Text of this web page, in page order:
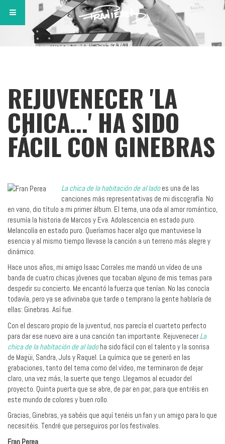
REJUVENECER 'LA
CHICA...' HA SIDO
FÁCIL CON GINEBRAS
La chica de la habitación de al ladoes una de las
canciones más representativas de mi discografía. No
en vano, dio título a mi primer álbum. El tema, una oda al amor romántico,
resumía la historia de Marcos y Eva. Adolescencia en estado puro.
Melancolía en estado puro. Queríamos hacer algo que mantuviese la
esencia y al mismo tiempo llevase la canción a un terreno más alegre y
dinámico.
Hace unos años, mi amigo Isaac Corrales me mandó un vídeo de una
banda de cuatro chicas jóvenes que tocaban alguno de mis temas para
despedir su concierto. Me encantó la fuerza que tenían. No las conocía
todavía, pero ya se adivinaba que tarde o temprano la gente hablaría de
ellas: Ginebras. Así fue.
Con el descaro propio de la juventud, nos parecía el cuarteto perfecto
para dar ese nuevo aire a una canción tan importante. RejuvenecerLa
chica de la habitación de al ladoha sido fácil con el talento y la sonrisa
de Magüi, Sandra, Juls y Raquel. La química que se generó en las
grabaciones, tanto del tema como del vídeo, me terminaron de dejar
claro, una vez más, la suerte que tengo. Llegamos al ecuador del
proyecto. Quinta puerta que se abre, de par en par, para que entréis en
este mundo de colores y buen rollo.
Gracias, Ginebras, ya sabéis que aquí tenéis un fan y un amigo para lo que
necesitéis. Tendré que perseguiros por los festivales.
Fran Perea